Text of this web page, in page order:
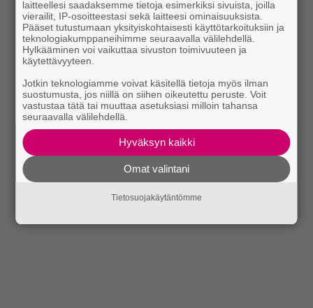
laitteellesi saadaksemme tietoja esimerkiksi sivuista, joilla
vierailit, IP-osoitteestasi sekä laitteesi ominaisuuksista.
Pääset tutustumaan yksityiskohtaisesti käyttötarkoituksiin ja
teknologiakumppaneihimme seuraavalla välilehdellä.
Hylkääminen voi vaikuttaa sivuston toimivuuteen ja
käytettävyyteen.
Jotkin teknologiamme voivat käsitellä tietoja myös ilman
suostumusta, jos niillä on siihen oikeutettu peruste. Voit
vastustaa tätä tai muuttaa asetuksiasi milloin tahansa
seuraavalla välilehdellä.
Hyväksyn kaikki
Omat valintani
Tietosuojakäytäntömme